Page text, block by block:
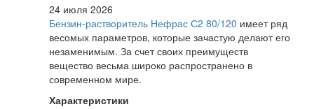
24 июля 2026
Бензин-растворитель Нефрас С2 80/120 имеет ряд
весомых параметров, которые зачастую делают его
незаменимым. За счет своих преимуществ
вещество весьма широко распространено в
современном мире.
Характеристики